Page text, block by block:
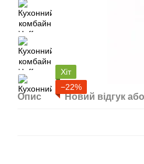
Хіт
−22%
Опис Новий відгук